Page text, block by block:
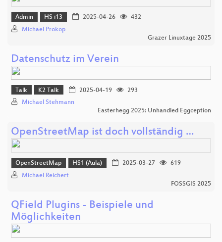
Admin HS i13 2025-04-26
432
Michael Prokop
Grazer Linuxtage 2025
Datenschutz im Verein
Talk K2 Talk 2025-04-19
293
Michael Stehmann
Easterhegg 2025: Unhandled Eggception
OpenStreetMap ist doch vollständig …
OpenStreetMap HS1 (Aula) 2025-03-27
619
Michael Reichert
FOSSGIS 2025
QField Plugins - Beispiele und
Möglichkeiten